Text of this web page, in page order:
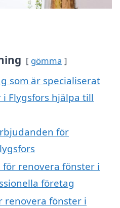
gömma
som är specialiserat
Flygsfors hjälpa till
för
renovera fönster i
företag
renovera fönster i